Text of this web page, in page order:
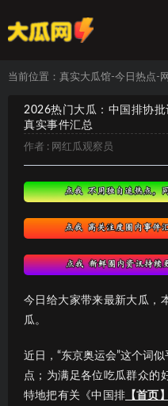
当前位置： 真实大瓜馆-今日热点-
2026热门大瓜：中国排协
真实事件汇总
作者 : 网红瓜观察员
今日给大家带来最新大瓜，
瓜。
近日，“东京奥运会”这个词
点；为满足各位吃瓜群众的
特地把有关《中国排 【首页】